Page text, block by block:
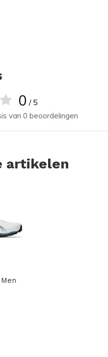
0 / 5
van 0 beoordelingen
artikelen